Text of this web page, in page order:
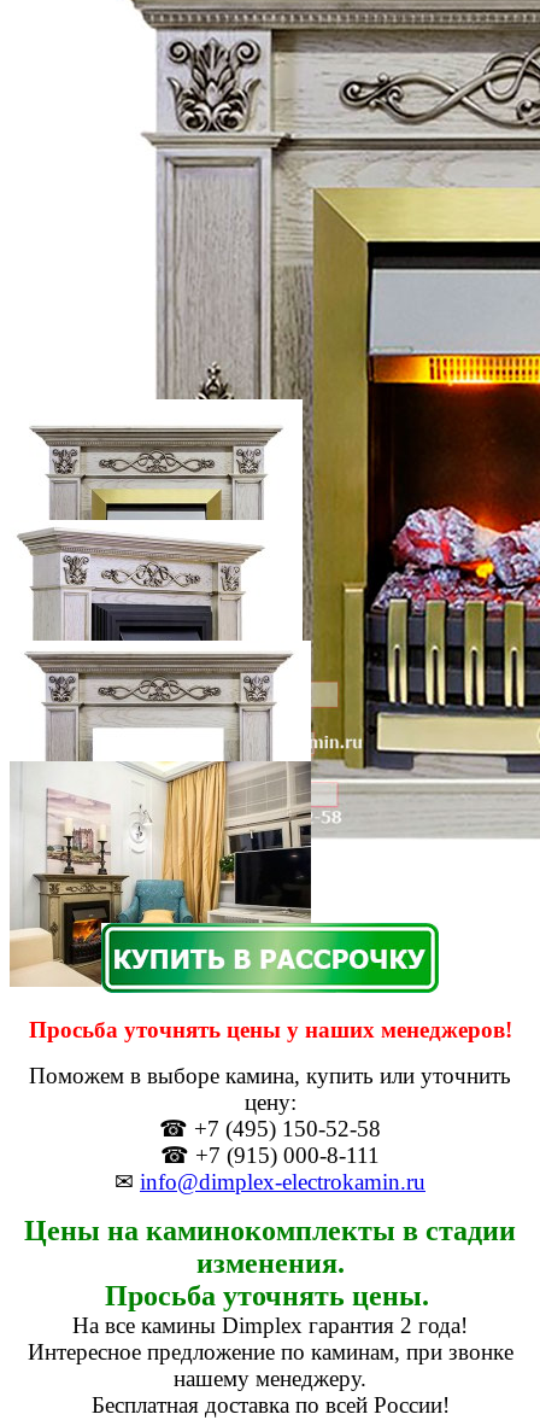
Просьба уточнять цены у наших менеджеров!
Поможем в выборе камина, купить или уточнить
цену:
☎ +7 (495) 150-52-58
☎ +7 (915) 000-8-111
✉ info@dimplex-electrokamin.ru
Цены на каминокомплекты в стадии
изменения.
Просьба уточнять цены.
На все камины Dimplex гарантия 2 года!
Интересное предложение по каминам, при звонке
нашему менеджеру.
Бесплатная доставка по всей России!